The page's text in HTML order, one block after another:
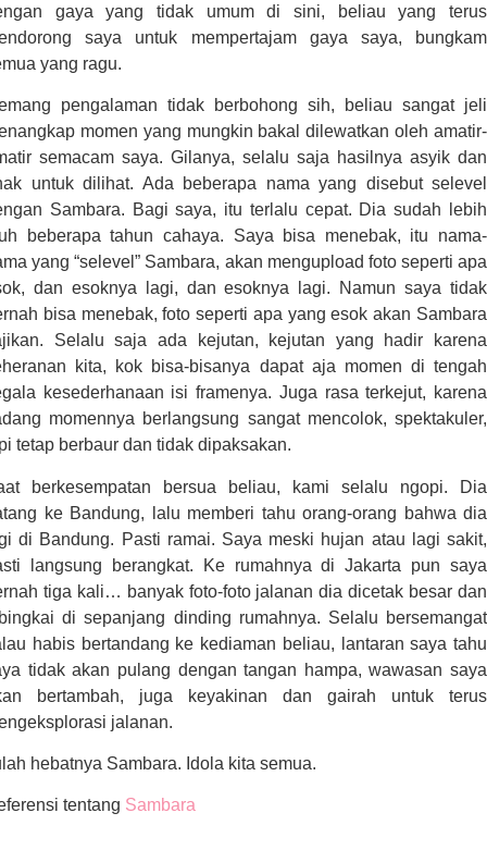
gaya yang tidak umum di sini, beliau yang terus
saya untuk mempertajam gaya saya, bungkam
yang ragu.
pengalaman tidak berbohong sih, beliau sangat jeli
momen yang mungkin bakal dilewatkan oleh amatir-
semacam saya. Gilanya, selalu saja hasilnya asyik dan
untuk dilihat. Ada beberapa nama yang disebut selevel
Sambara. Bagi saya, itu terlalu cepat. Dia sudah lebih
beberapa tahun cahaya. Saya bisa menebak, itu nama-
yang “selevel” Sambara, akan mengupload foto seperti apa
dan esoknya lagi, dan esoknya lagi. Namun saya tidak
bisa menebak, foto seperti apa yang esok akan Sambara
Selalu saja ada kejutan, kejutan yang hadir karena
kita, kok bisa-bisanya dapat aja momen di tengah
kesederhanaan isi framenya. Juga rasa terkejut, karena
momennya berlangsung sangat mencolok, spektakuler,
tetap berbaur dan tidak dipaksakan.
berkesempatan bersua beliau, kami selalu ngopi. Dia
ke Bandung, lalu memberi tahu orang-orang bahwa dia
di Bandung. Pasti ramai. Saya meski hujan atau lagi sakit,
langsung berangkat. Ke rumahnya di Jakarta pun saya
tiga kali… banyak foto-foto jalanan dia dicetak besar dan
di sepanjang dinding rumahnya. Selalu bersemangat
habis bertandang ke kediaman beliau, lantaran saya tahu
tidak akan pulang dengan tangan hampa, wawasan saya
bertambah, juga keyakinan dan gairah untuk terus
jalanan.
hebatnya Sambara. Idola kita semua.
tentang Sambara